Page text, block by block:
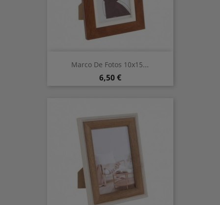
Marco De Fotos 10x15...
Prix
6,50 €